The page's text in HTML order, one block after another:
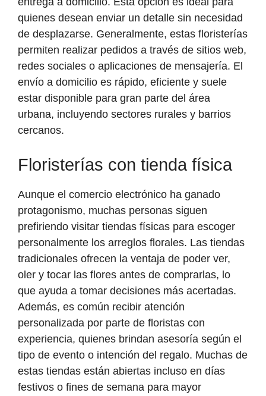
quienes desean enviar un detalle sin necesidad
de desplazarse. Generalmente, estas floristerías
permiten realizar pedidos a través de sitios web,
redes sociales o aplicaciones de mensajería. El
envío a domicilio es rápido, eficiente y suele
estar disponible para gran parte del área
urbana, incluyendo sectores rurales y barrios
cercanos.
Floristerías con tienda física
Aunque el comercio electrónico ha ganado
protagonismo, muchas personas siguen
prefiriendo visitar tiendas físicas para escoger
personalmente los arreglos florales. Las tiendas
tradicionales ofrecen la ventaja de poder ver,
oler y tocar las flores antes de comprarlas, lo
que ayuda a tomar decisiones más acertadas.
Además, es común recibir atención
personalizada por parte de floristas con
experiencia, quienes brindan asesoría según el
tipo de evento o intención del regalo. Muchas de
estas tiendas están abiertas incluso en días
festivos o fines de semana para mayor